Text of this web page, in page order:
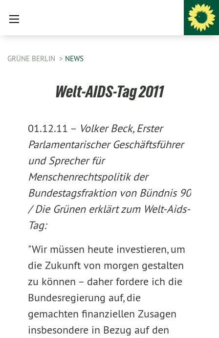
GRÜNE BERLIN NEWS
Welt-AIDS-Tag 2011
01.12.11 – Volker Beck, Erster
Parlamentarischer Geschäftsführer
und Sprecher für
Menschenrechtspolitik der
Bundestagsfraktion von Bündnis 90
/ Die Grünen erklärt zum Welt-Aids-
Tag:
"Wir müssen heute investieren, um
die Zukunft von morgen gestalten
zu können – daher fordere ich die
Bundesregierung auf, die
gemachten finanziellen Zusagen
insbesondere in Bezug auf den